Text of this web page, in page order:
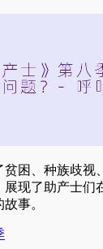
贫困、种族歧视
展现了助产士们
事。